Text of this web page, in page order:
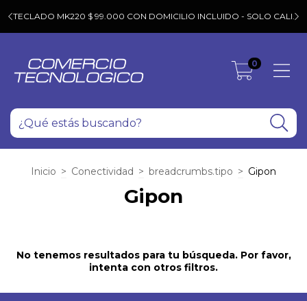
TECLADO MK220 $ 99.000 CON DOMICILIO INCLUIDO - SOLO CALI.
0
Inicio > Conectividad > breadcrumbs.tipo > Gipon
Gipon
No tenemos resultados para tu búsqueda. Por favor,
intenta con otros filtros.